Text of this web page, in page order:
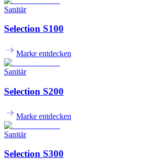
Sanitär
Selection S100
Marke entdecken
Sanitär
Selection S200
Marke entdecken
Sanitär
Selection S300